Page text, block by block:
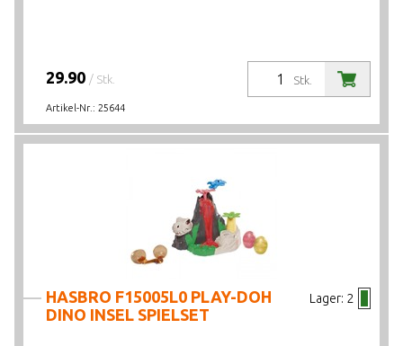
Stk.
29.90 / Stk.
Artikel-Nr.: 25644
Lager: 2
HASBRO F15005L0 PLAY-DOH
DINO INSEL SPIELSET